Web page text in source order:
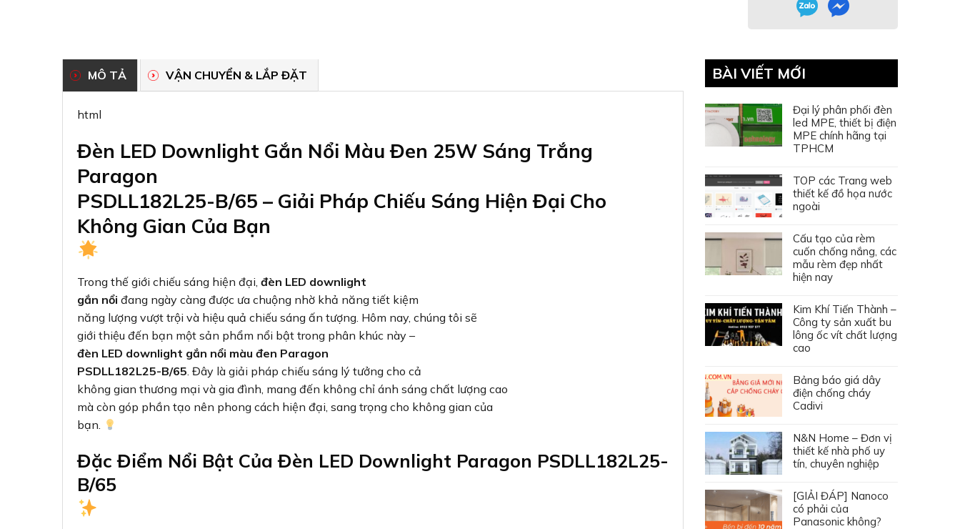
MÔ TẢ VẬN CHUYỂN & LẮP ĐẶT
html
Đèn LED Downlight Gắn Nổi Màu Đen 25W Sáng Trắng
Paragon
PSDLL182L25-B/65 – Giải Pháp Chiếu Sáng Hiện Đại Cho
Không Gian Của Bạn
Trong thế giới chiếu sáng hiện đại, đèn LED downlight
gắn nổi đang ngày càng được ưa chuộng nhờ khả năng tiết kiệm
năng lượng vượt trội và hiệu quả chiếu sáng ấn tượng. Hôm nay, chúng tôi sẽ
giới thiệu đến bạn một sản phẩm nổi bật trong phân khúc này –
đèn LED downlight gắn nổi màu đen Paragon
PSDLL182L25-B/65. Đây là giải pháp chiếu sáng lý tưởng cho cả
không gian thương mại và gia đình, mang đến không chỉ ánh sáng chất lượng cao
mà còn góp phần tạo nên phong cách hiện đại, sang trọng cho không gian của
bạn.
Đặc Điểm Nổi Bật Của Đèn LED Downlight Paragon PSDLL182L25-
B/65
BÀI VIẾT MỚI
Đại lý phân phối đèn
led MPE, thiết bị điện
MPE chính hãng tại
TPHCM
TOP các Trang web
thiết kế đồ họa nước
ngoài
Cấu tạo của rèm
cuốn chống nắng, các
mẫu rèm đẹp nhất
hiện nay
Kim Khí Tiến Thành –
Công ty sản xuất bu
lông ốc vít chất lượng
cao
Bảng báo giá dây
điện chống cháy
Cadivi
N&N Home – Đơn vị
thiết kế nhà phố uy
tín, chuyên nghiệp
[GIẢI ĐÁP] Nanoco
có phải của
Panasonic không?